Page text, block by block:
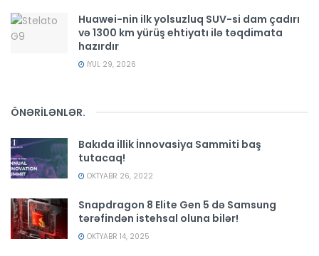
Huawei-nin ilk yolsuzluq SUV-si dam çadırı
və 1300 km yürüş ehtiyatı ilə təqdimata
hazırdır
İYUL 29, 2026
ÖNƏRİLƏNLƏR.
Bakıda illik İnnovasiya Sammiti baş
tutacaq!
OKTYABR 26, 2022
Snapdragon 8 Elite Gen 5 də Samsung
tərəfindən istehsal oluna bilər!
OKTYABR 14, 2025